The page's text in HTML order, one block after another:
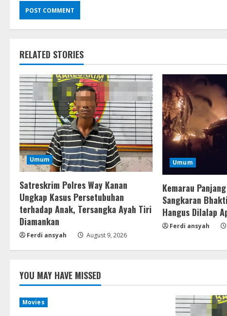
RELATED STORIES
Umum
Satreskrim Polres Way Kanan
Ungkap Kasus Persetubuhan
terhadap Anak, Tersangka Ayah Tiri
Diamankan
Ferdi ansyah August 9, 2026
Umum
Kemarau
Sangkaran
Hangus Dilalap
Ferdi ansyah
YOU MAY HAVE MISSED
Movies